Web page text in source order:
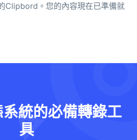
Clipbord。您的內容現在已準備就
統的必備轉錄工
具